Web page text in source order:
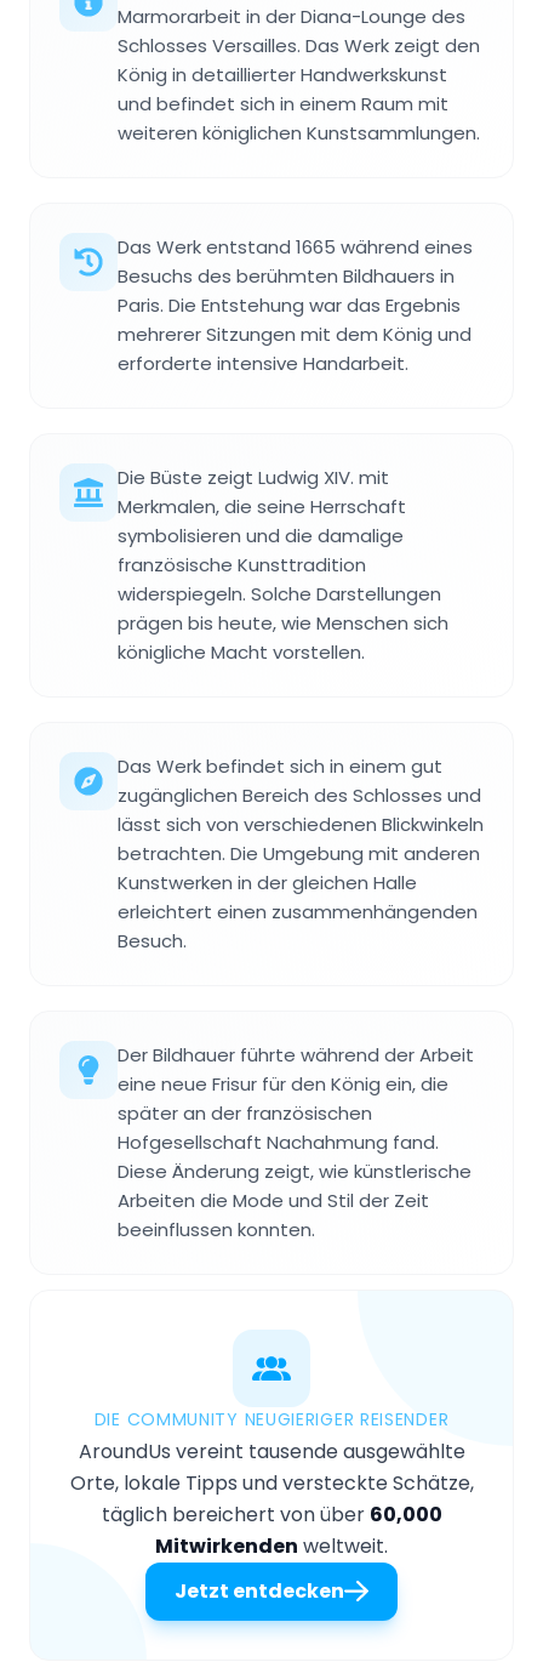
Marmorarbeit in der Diana-Lounge des
Schlosses Versailles. Das Werk zeigt den
König in detaillierter Handwerkskunst
und befindet sich in einem Raum mit
weiteren königlichen Kunstsammlungen.
Das Werk entstand 1665 während eines
Besuchs des berühmten Bildhauers in
Paris. Die Entstehung war das Ergebnis
mehrerer Sitzungen mit dem König und
erforderte intensive Handarbeit.
Die Büste zeigt Ludwig XIV. mit
Merkmalen, die seine Herrschaft
symbolisieren und die damalige
französische Kunsttradition
widerspiegeln. Solche Darstellungen
prägen bis heute, wie Menschen sich
königliche Macht vorstellen.
Das Werk befindet sich in einem gut
zugänglichen Bereich des Schlosses und
lässt sich von verschiedenen Blickwinkeln
betrachten. Die Umgebung mit anderen
Kunstwerken in der gleichen Halle
erleichtert einen zusammenhängenden
Besuch.
Der Bildhauer führte während der Arbeit
eine neue Frisur für den König ein, die
später an der französischen
Hofgesellschaft Nachahmung fand.
Diese Änderung zeigt, wie künstlerische
Arbeiten die Mode und Stil der Zeit
beeinflussen konnten.
DIE COMMUNITY NEUGIERIGER REISENDER
AroundUs vereint tausende ausgewählte
Orte, lokale Tipps und versteckte Schätze,
täglich bereichert von über 60,000
Mitwirkenden weltweit.
Jetzt entdecken